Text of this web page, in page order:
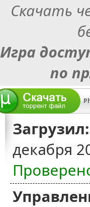
Скачать
Игра
по
Загрузил:
декабря